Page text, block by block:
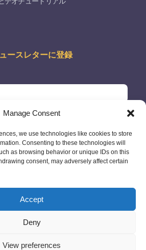
Manage Consent
we use technologies like cookies to store
Consenting to these technologies will
as browsing behavior or unique IDs on this
consent, may adversely affect certain
Accept
Deny
View preferences
ースレターに登録
info@passportscan.net